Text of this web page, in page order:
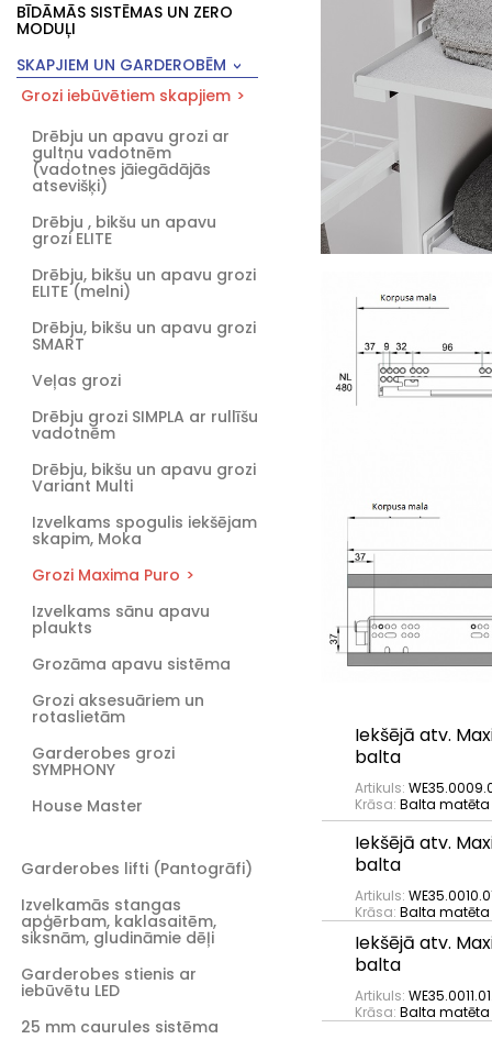
BĪDĀMĀS SISTĒMAS UN ZERO
MODUĻI
SKAPJIEM UN GARDEROBĒM
Grozi iebūvētiem skapjiem
Drēbju un apavu grozi ar
gultņu vadotnēm
(vadotnes jāiegādājās
atsevišķi)
Drēbju , bikšu un apavu
grozi ELITE
Drēbju, bikšu un apavu grozi
ELITE (melni)
Drēbju, bikšu un apavu grozi
SMART
Veļas grozi
Drēbju grozi SIMPLA ar rullīšu
vadotnēm
Drēbju, bikšu un apavu grozi
Variant Multi
Izvelkams spogulis iekšējam
skapim, Moka
Grozi Maxima Puro
Izvelkams sānu apavu
plaukts
Grozāma apavu sistēma
Grozi aksesuāriem un
rotaslietām
Garderobes grozi
SYMPHONY
House Master
Garderobes lifti (Pantogrāfi)
Izvelkamās stangas
apģērbam, kaklasaitēm,
siksnām, gludināmie dēļi
Garderobes stienis ar
iebūvētu LED
25 mm caurules sistēma
Iekšējā atv.
balta
Artikuls:
Krāsa: Balta matēta
Iekšējā atv.
balta
Artikuls:
Krāsa: Balta matēta
Iekšējā atv.
balta
Artikuls:
Krāsa: Balta matēta